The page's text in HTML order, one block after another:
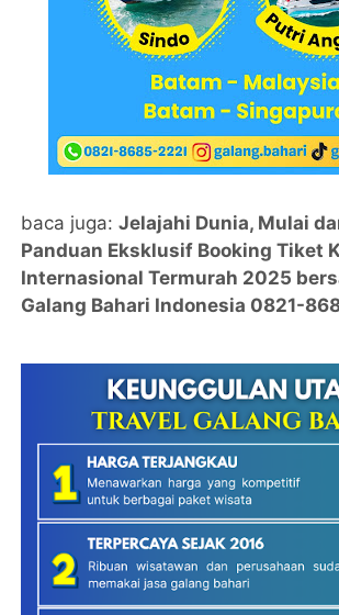
baca juga:Jelajahi Dunia, Mulai
Panduan Eksklusif Booking Tiket
Internasional Termurah 2025
Galang Bahari Indonesia 0821-